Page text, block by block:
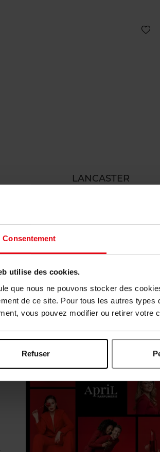
Consentement
utilise des cookies.
que nous ne pouvons stocker des
de ce site. Pour tous les autres
vous pouvez modifier ou retirer votre
Refuser
LANCASTER